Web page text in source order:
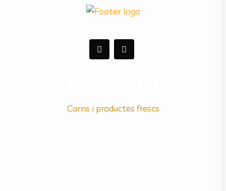
Carns i productes frescs